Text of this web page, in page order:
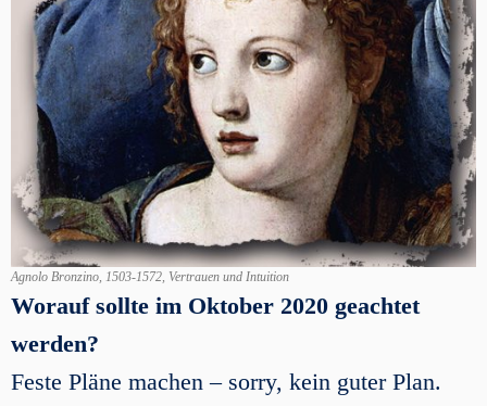
Agnolo Bronzino, 1503-1572, Vertrauen und Intuition
Worauf sollte im Oktober 2020 geachtet
werden?
Feste Pläne machen – sorry, kein guter Plan.